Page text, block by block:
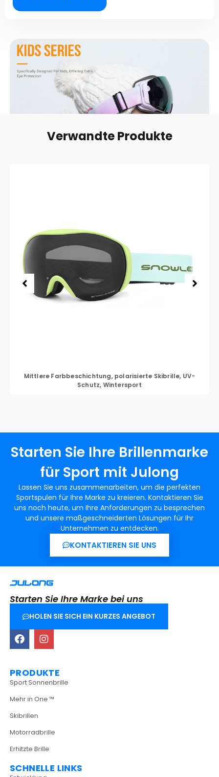
FORDERN SIE EIN ANGEBOT AN
Verwandte Produkte
Mittlere Farbbeschichtung, polarisierte Skibrille, UV-
Schutz, Wintersport
Starten Sie Ihre Brillenmarke
für Sport mit Julong
Lassen Sie uns zusammenarbeiten, um die perfekten
Sportspulen für Ihre Marke zu kreieren. Kontaktieren Sie
uns noch heute, um Ihre Anforderungen zu besprechen
und unsere maßgeschneiderten Lösungen für Ihr
Unternehmen zu entdecken.
KONTAKTIEREN SIE UNS
Starten Sie Ihre Marke bei uns
HOLEN SIE SICH EIN KURZES ANGEBOT
PRODUKTE
Sport Sonnenbrille
Mehr in One ™
Skibrillen
Motorradbrille
Erhitzte Brille
SCHNELLE LINKS